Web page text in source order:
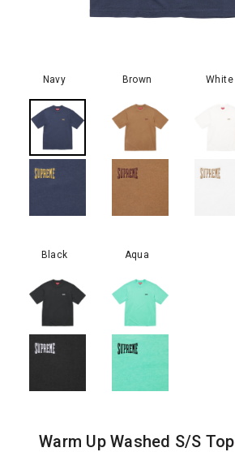
Navy Brown White
Black Aqua
Warm Up Washed S/S Top